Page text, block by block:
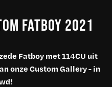
FATBOY 2021
Fatboy met 114CU uit
onze Custom Gallery - in